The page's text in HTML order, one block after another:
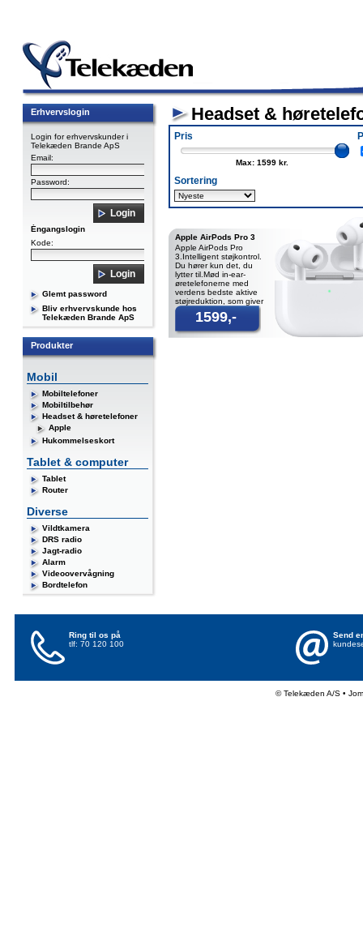
Erhvervslogin
Login for erhvervskunder i
Telekæden Brande ApS
Email:
Password:
Éngangslogin
Kode:
Glemt password
Bliv erhvervskunde hos
Telekæden Brande ApS
Produkter
Mobil
Mobiltelefoner
Mobiltilbehør
Headset & høretelefoner
Apple
Hukommelseskort
Tablet & computer
Tablet
Router
Diverse
Vildtkamera
DRS radio
Jagt-radio
Alarm
Videoovervågning
Bordtelefon
Headset &
Pris
Max: 1599 kr.
Sortering
Apple AirPods Pro 3
Apple AirPods Pro
3.Intelligent støjkontrol.
Du hører kun det, du
lytter til.Mød in-ear-
øretelefonerne med
verdens bedste aktive
støjreduktion, som giver
dig den mest
1599,-
Ring til os på
tlf: 70 120 100
Send
© Telekæden A/S •